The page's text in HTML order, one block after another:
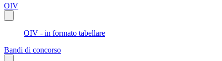
OIV
OIV - in formato tabellare
Bandi di concorso